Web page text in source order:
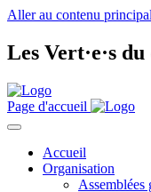
Aller au contenu principal
Les Vert·e·s du
Page d'accueil
Accueil
Organisation
Assemblées